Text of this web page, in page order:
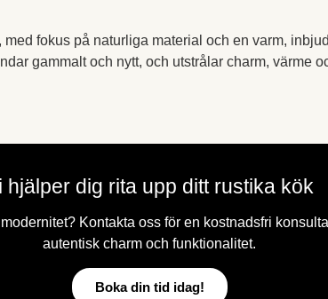
fokus på naturliga material och en varm,
gammalt och nytt, och utstrålar charm, värme
hjälper dig rita upp ditt rustika kök
Kontakta oss för en kostnadsfri
autentisk charm och funktionalitet.
Boka din tid idag!